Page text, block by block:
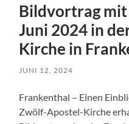
Bildvortrag mit
Juni 2024 in
Kirche in
JUNI 12, 2024
Frankenthal – Einen
Zwölf-Apostel-Kirche